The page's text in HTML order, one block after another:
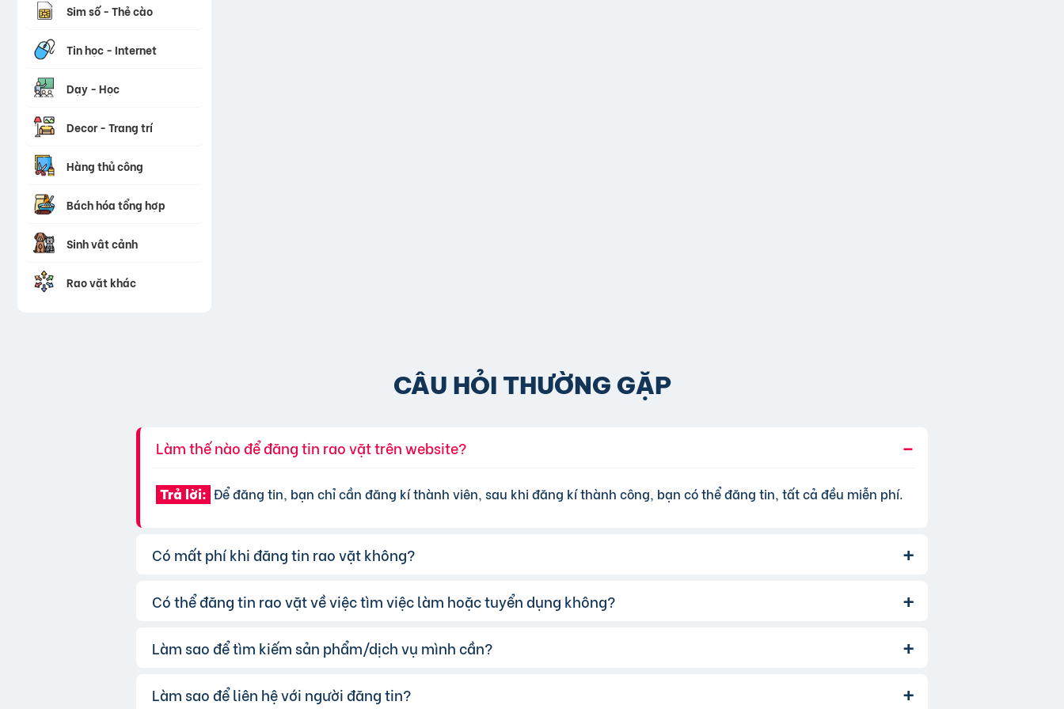
Sim số - Thẻ cào
Tin học - Internet
Dạy - Học
Decor - Trang trí
Hàng thủ công
Bách hóa tổng hợp
Sinh vật cảnh
Rao vặt khác
CÂU HỎI THƯỜNG GẶP
Làm thế nào để đăng tin rao vặt trên website?
Trả lời: Để đăng tin, bạn chỉ cần đăng kí thành viên, sau khi đăng kí thành công, bạn có thể đăng tin, tất cả đều miễn phí.
Có mất phí khi đăng tin rao vặt không?
Trả lời: Chúng tôi cung cấp gói đăng tin miễn phí cơ bản cho tất cả người dùng. Tuy nhiên, để tăng hiệu quả quảng cáo và
Có thể đăng tin rao vặt về việc tìm việc làm hoặc tuyển dụng không?
Trả lời: Hoàn toàn có thể. Website của chúng tôi hỗ trợ đăng tin tuyển dụng và tìm việc làm. Bạn chỉ cần chọn đúng chuyên
Làm sao để tìm kiếm sản phẩm/dịch vụ mình cần?
Trả lời: Bạn có thể sử dụng công cụ tìm kiếm trên website, nhập từ khóa liên quan đến sản phẩm/dịch vụ bạn muốn tìm. Để
Làm sao để liên hệ với người đăng tin?